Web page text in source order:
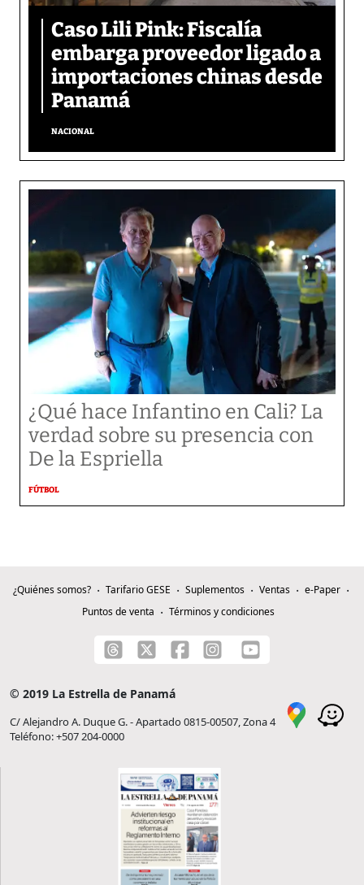
Caso Lili Pink: Fiscalía
embarga proveedor ligado a
importaciones chinas desde
Panamá
NACIONAL
¿Qué hace Infantino en Cali? La
verdad sobre su presencia con
De la Espriella
FÚTBOL
¿Quiénes somos? Tarifario GESE Suplementos Ventas
e-Paper
Puntos de venta
Términos y condiciones
© 2019 La Estrella de Panamá
C/ Alejandro A. Duque G. - Apartado 0815-00507, Zona 4
Teléfono: +507 204-0000